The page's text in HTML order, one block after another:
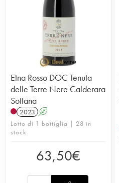
Etna Rosso DOC Tenuta
delle Terre Nere Calderara
Sottana
2023 A
Lotto di 1 bottiglia | 28 in
stock
63,50€